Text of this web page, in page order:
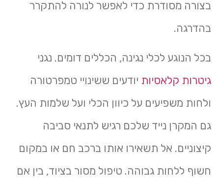
בצורה מסודרת כדי לאפשר לנורה להתקרר
בהדרגה.
בכל הנוגע לכלי נגינה, הכללים דומים. נגני
גיטרות קלאסיותיודעים ששינויי טמפרטורה
ולחות משפיעים על כיוון הכלי ועל שלמות העץ.
גם המקרן נייד שלכם רגיש לתנאי סביבה
קיצוניים. אל תשאירו אותו ברכב חם או במקום
חשוף ללחות גבוהה. טיפול מסור בציוד, בין אם